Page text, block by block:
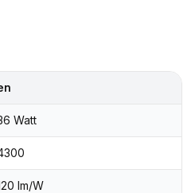
Watt
lm/W